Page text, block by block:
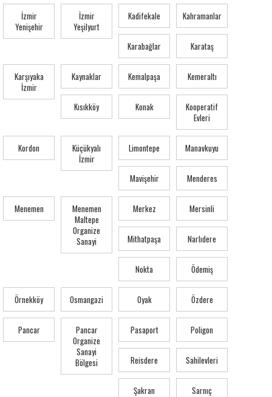
İzmir
Yenişehir
İzmir
Yeşilyurt
Kadifekale Kahramanlar
Karabağlar Karataş
Karşıyaka
İzmir
Kaynaklar Kemalpaşa Kemeraltı
Kısıkköy Konak
Kooperatif
Evleri
Kordon
Küçükyalı
İzmir
Limontepe Manavkuyu
Mavişehir Menderes
Menemen
Menemen
Maltepe
Organize
Sanayi
Merkez Mersinli
Mithatpaşa Narlıdere
Nokta Ödemiş
Örnekköy Osmangazi Oyak Özdere
Pancar
Pancar
Organize
Sanayi
Bölgesi
Pasaport Poligon
Reisdere Sahilevleri
Şakran Sarnıç